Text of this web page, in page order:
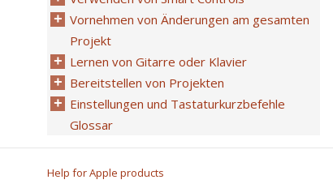
Vornehmen von Änderungen am gesamten
Projekt
Lernen von Gitarre oder Klavier
Bereitstellen von Projekten
Einstellungen und Tastaturkurzbefehle
Glossar
Help for Apple products